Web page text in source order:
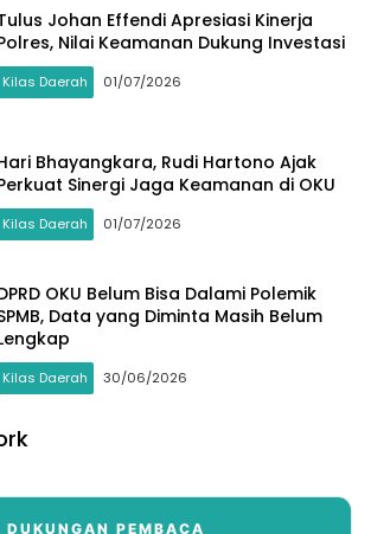
Johan Effendi Apresiasi Kinerja
Nilai Keamanan Dukung Investasi
Kilas Daerah 01/07/2026
Bhayangkara, Rudi Hartono Ajak
Sinergi Jaga Keamanan di OKU
Kilas Daerah 01/07/2026
OKU Belum Bisa Dalami Polemik
Data yang Diminta Masih Belum
Kilas Daerah 30/06/2026
DUKUNGAN PEMBACA